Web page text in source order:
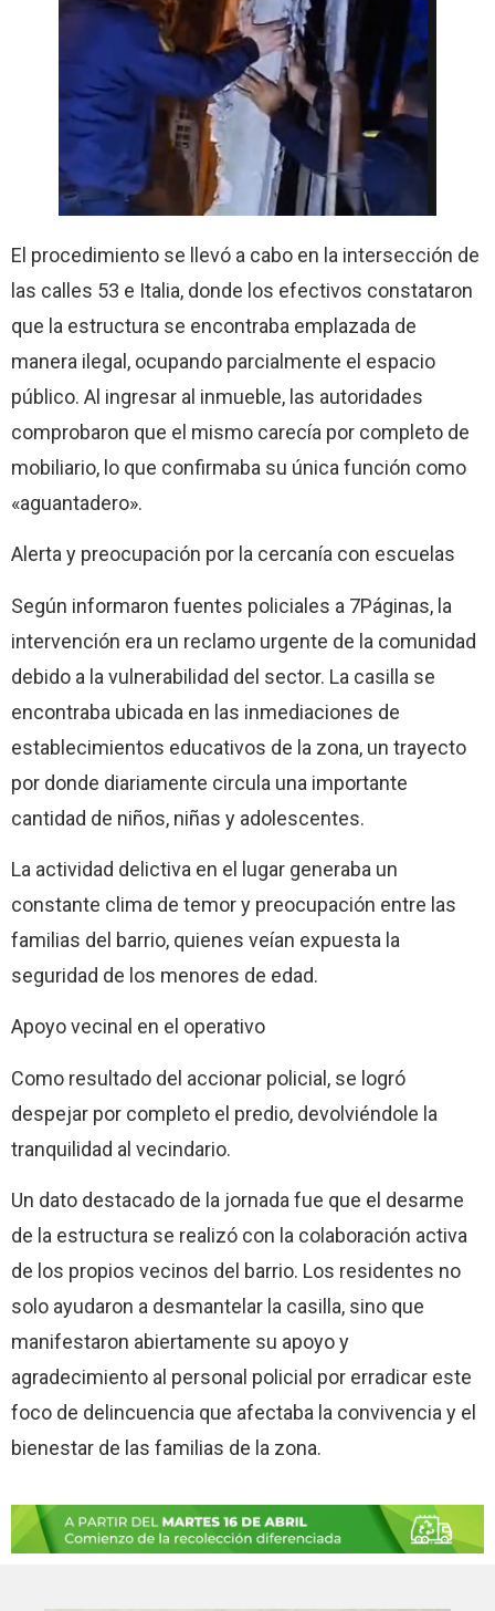
El procedimiento se llevó a cabo en la intersección de
las calles 53 e Italia, donde los efectivos constataron
que la estructura se encontraba emplazada de
manera ilegal, ocupando parcialmente el espacio
público. Al ingresar al inmueble, las autoridades
comprobaron que el mismo carecía por completo de
mobiliario, lo que confirmaba su única función como
«aguantadero».
Alerta y preocupación por la cercanía con escuelas
Según informaron fuentes policiales a 7Páginas, la
intervención era un reclamo urgente de la comunidad
debido a la vulnerabilidad del sector. La casilla se
encontraba ubicada en las inmediaciones de
establecimientos educativos de la zona, un trayecto
por donde diariamente circula una importante
cantidad de niños, niñas y adolescentes.
La actividad delictiva en el lugar generaba un
constante clima de temor y preocupación entre las
familias del barrio, quienes veían expuesta la
seguridad de los menores de edad.
Apoyo vecinal en el operativo
Como resultado del accionar policial, se logró
despejar por completo el predio, devolviéndole la
tranquilidad al vecindario.
Un dato destacado de la jornada fue que el desarme
de la estructura se realizó con la colaboración activa
de los propios vecinos del barrio. Los residentes no
solo ayudaron a desmantelar la casilla, sino que
manifestaron abiertamente su apoyo y
agradecimiento al personal policial por erradicar este
foco de delincuencia que afectaba la convivencia y el
bienestar de las familias de la zona.